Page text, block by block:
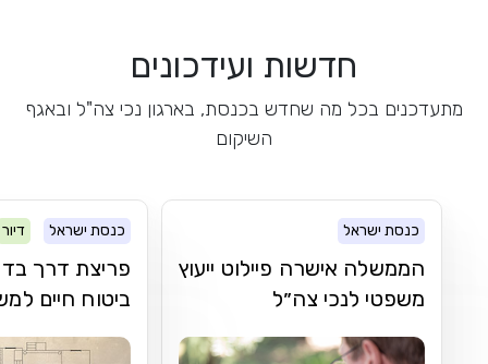
חדשות ועידכונים
מתעדכנים בכל מה שחדש בכנסת, בארגון נכי צה"ל ובאגף
השיקום
כנסת ישראל
הממשלה אישרה פיילוט ייעוץ
משפטי לנכי צה״ל
כנסת ישראל דיור
פריצת דרך
ביטוח חיים